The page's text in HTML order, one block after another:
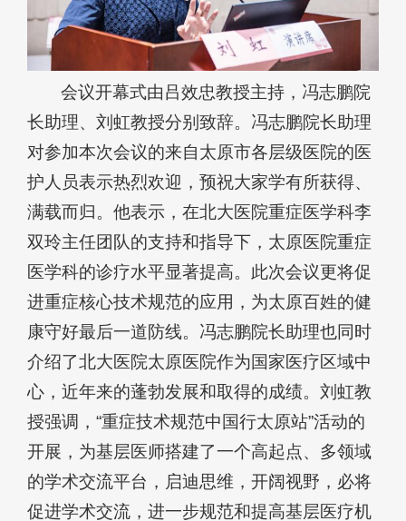
会议开幕式由吕效忠教授主持，冯志鹏院
长助理、刘虹教授分别致辞。冯志鹏院长助理
对参加本次会议的来自太原市各层级医院的医
护人员表示热烈欢迎，预祝大家学有所获得、
满载而归。他表示，在北大医院重症医学科李
双玲主任团队的支持和指导下，太原医院重症
医学科的诊疗水平显著提高。此次会议更将促
进重症核心技术规范的应用，为太原百姓的健
康守好最后一道防线。冯志鹏院长助理也同时
介绍了北大医院太原医院作为国家医疗区域中
心，近年来的蓬勃发展和取得的成绩。刘虹教
授强调，“重症技术规范中国行太原站”活动的
开展，为基层医师搭建了一个高起点、多领域
的学术交流平台，启迪思维，开阔视野，必将
促进学术交流，进一步规范和提高基层医疗机